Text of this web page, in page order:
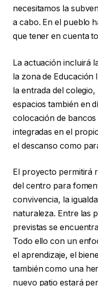
necesitamos la
a cabo. En el pueblo
que tener en cuenta
La actuación incluirá
la zona de
la entrada del
espacios también en
colocación de
integradas en el
el descanso como
El proyecto permitirá
del centro para
convivencia, la
naturaleza. Entre las
previstas se
Todo ello con un
el aprendizaje, el
también como una
nuevo patio estará